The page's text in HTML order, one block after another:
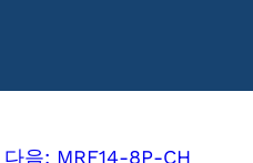
다음: MRF14-8P-CH